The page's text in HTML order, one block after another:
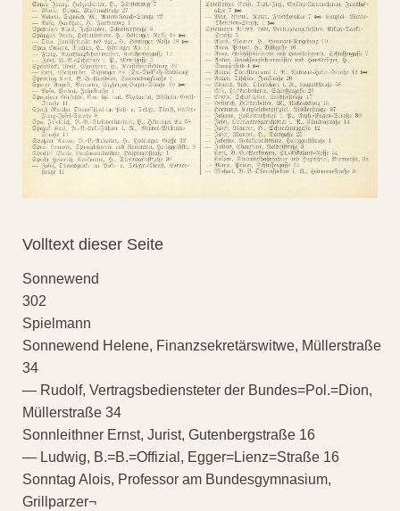
Volltext dieser Seite
Sonnewend
302
Spielmann
Sonnewend Helene, Finanzsekretärswitwe, Müllerstraße
34
— Rudolf, Vertragsbediensteter der Bundes=Pol.=Dion,
Müllerstraße 34
Sonnleithner Ernst, Jurist, Gutenbergstraße 16
— Ludwig, B.=B.=Offizial, Egger=Lienz=Straße 16
Sonntag Alois, Professor am Bundesgymnasium,
Grillparzer¬